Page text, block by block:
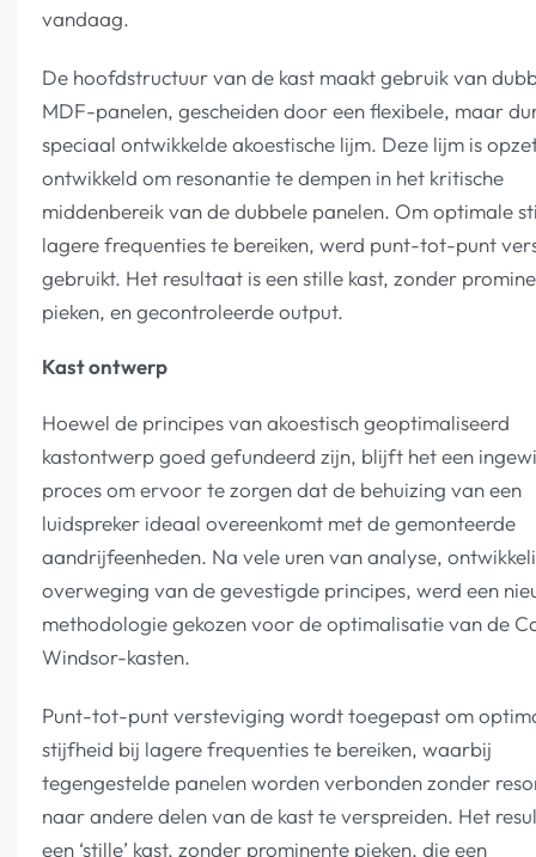
vandaag.
De hoofdstructuur van de kast maakt gebruik van
MDF-panelen, gescheiden door een flexibele, maar
speciaal ontwikkelde akoestische lijm. Deze lijm is
ontwikkeld om resonantie te dempen in het kritische
middenbereik van de dubbele panelen. Om optimale
lagere frequenties te bereiken, werd punt-tot-punt
gebruikt. Het resultaat is een stille kast, zonder
pieken, en gecontroleerde output.
Kast ontwerp
Hoewel de principes van akoestisch geoptimaliseerd
kastontwerp goed gefundeerd zijn, blijft het een
proces om ervoor te zorgen dat de behuizing van een
luidspreker ideaal overeenkomt met de gemonteerde
aandrijfeenheden. Na vele uren van analyse,
overweging van de gevestigde principes, werd een
methodologie gekozen voor de optimalisatie van de
Windsor-kasten.
Punt-tot-punt versteviging wordt toegepast om
stijfheid bij lagere frequenties te bereiken, waarbij
tegengestelde panelen worden verbonden zonder
naar andere delen van de kast te verspreiden. Het
een ‘stille’ kast, zonder prominente pieken, die een